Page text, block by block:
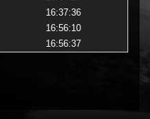
16:37:36
16:56:10
16:56:37